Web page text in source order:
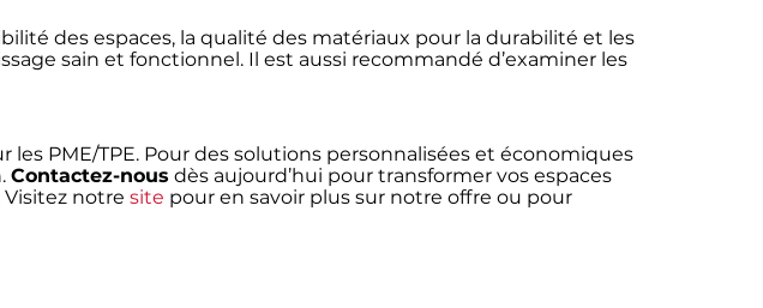
des espaces, la qualité des matériaux pour la durabilité et les
sain et fonctionnel. Il est aussi recommandé d’examiner les
PME/TPE. Pour des solutions personnalisées et économiques
Contactez-nous dès aujourd’hui pour transformer vos espaces
notre site pour en savoir plus sur notre offre ou pour